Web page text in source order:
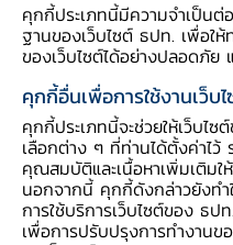
คุกกี้ประเภทนี้มีความจำเป็นต่
ฐานของเว็บไซต์ ธปท. เพื่อให้
ของเว็บไซต์ได้อย่างปลอดภัย
คุกกี้อื่นเพื่อการใช้งานเว็บ
คุกกี้ประเภทนี้จะช่วยให้เว็บไ
เลือกต่าง ๆ ที่ท่านได้ตั้งค่าไว้
คุณสมบัติและเนื้อหาเพิ่มเติมใ
นอกจากนี้ คุกกี้ดังกล่าวยังท
การใช้บริการเว็บไซต์ของ ธป
เพื่อการปรับปรุงการทำงานข